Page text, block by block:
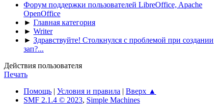
Форум поддержки пользователей LibreOffice, Apache
OpenOffice
► Главная категория
► Writer
► Здравствуйте! Столкнулся с проблемой при создании
зап?...
Действия пользователя
Печать
Помощь | Условия и правила | Вверх ▲
SMF 2.1.4 © 2023, Simple Machines